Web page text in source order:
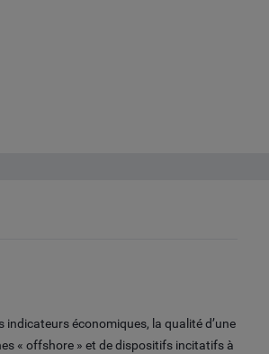
économiques, la qualité d’une
« offshore » et de dispositifs incitatifs à